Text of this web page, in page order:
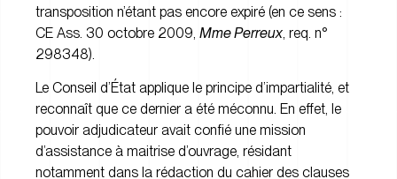
transposition n’étant pas encore expiré (en ce sens :
CE Ass. 30 octobre 2009, Mme Perreux, req. n°
298348).
Le Conseil d’État applique le principe d’impartialité, et
reconnaît que ce dernier a été méconnu. En effet, le
pouvoir adjudicateur avait confié une mission
d’assistance à maitrise d’ouvrage, résidant
notamment dans la rédaction du cahier des clauses